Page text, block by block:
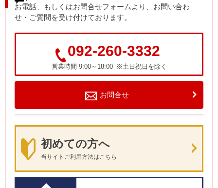
お電話、もしくはお問合せフォームより、お問い合わ
せ・ご質問を受け付けております。
092-260-3332
営業時間 9:00～18:00 ※土日祝日を除く
お問合せ
初めての方へ
当サイトご利用方法はこちら